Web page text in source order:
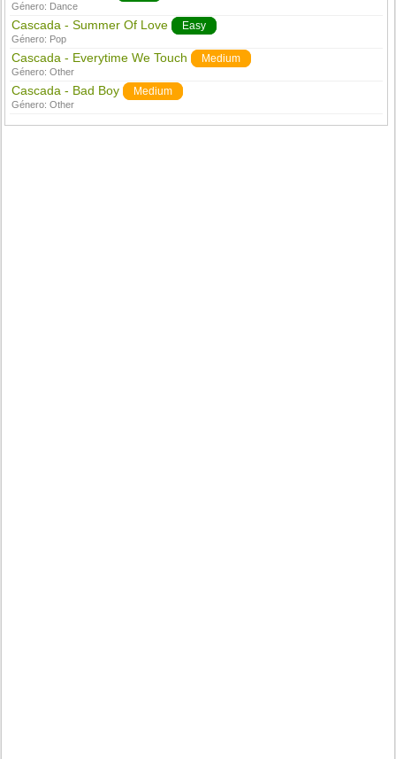
Género: Dance
Cascada - Summer Of Love Easy
Género: Pop
Cascada - Everytime We Touch Medium
Género:Other
Cascada - Bad Boy Medium
Género:Other